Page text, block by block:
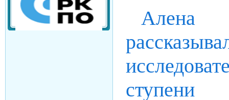
Алена